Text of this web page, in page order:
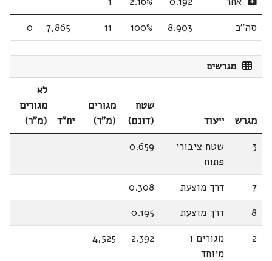
סה"כ
8.903
100%
11
7,865
0
מגרשים
מגרש ייעוד
שטח
(דונם)
מגורים
(מ"ר)
יח"ד
לא
מגורים
(מ"ר)
3
שטח ציבורי
פתוח
0.659
7 דרך מוצעת
0.308
8
דרך מוצעת
0.195
2
מגורים 1
מיוחד
2.392
4,525